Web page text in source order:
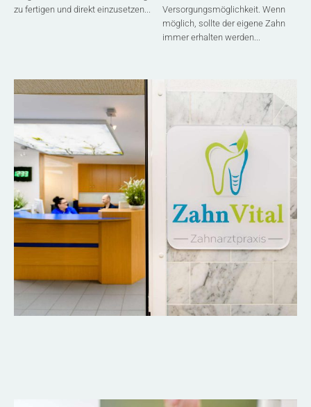
zu fertigen und direkt einzusetzen...
Versorgungsmöglichkeit. Wenn
möglich, sollte der eigene Zahn
immer erhalten werden...